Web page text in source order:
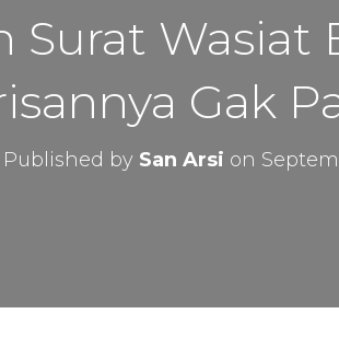
Surat Wasiat
Gak
Published by San Arsi on